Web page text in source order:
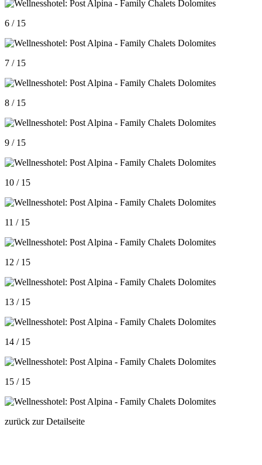
6 / 15
7 / 15
8 / 15
9 / 15
10 / 15
11 / 15
12 / 15
13 / 15
14 / 15
15 / 15
zurück zur Detailseite